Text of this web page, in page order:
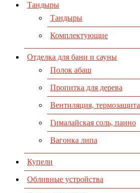
Тандыры
Тандыры
Комплектующие
Отделка для бани и сауны
Полок абаш
Пропитка для дерева
Вентиляция, термозащита
Гималайская соль, панно
Вагонка липа
Купели
Обливные устройства